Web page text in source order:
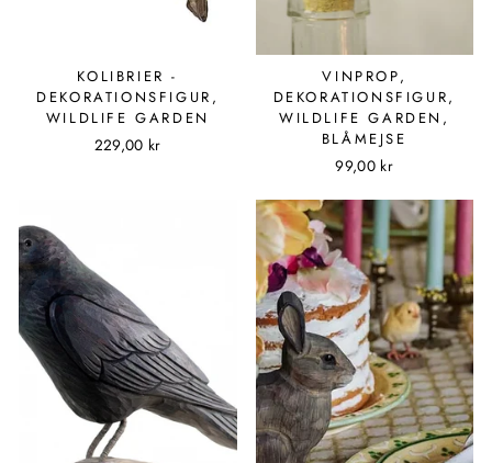
KOLIBRIER -
DEKORATIONSFIGUR,
WILDLIFE GARDEN
229,00 kr
VINPROP,
DEKORATIONSFIGUR,
WILDLIFE GARDEN,
BLÅMEJSE
99,00 kr